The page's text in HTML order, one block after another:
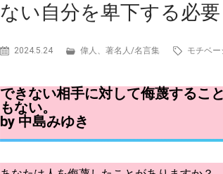
ない自分を卑下する必要
2024.5.24 偉人、著名人/名言集 モチベ
できない相手に対して侮蔑するこ
もない。
by 中島みゆき